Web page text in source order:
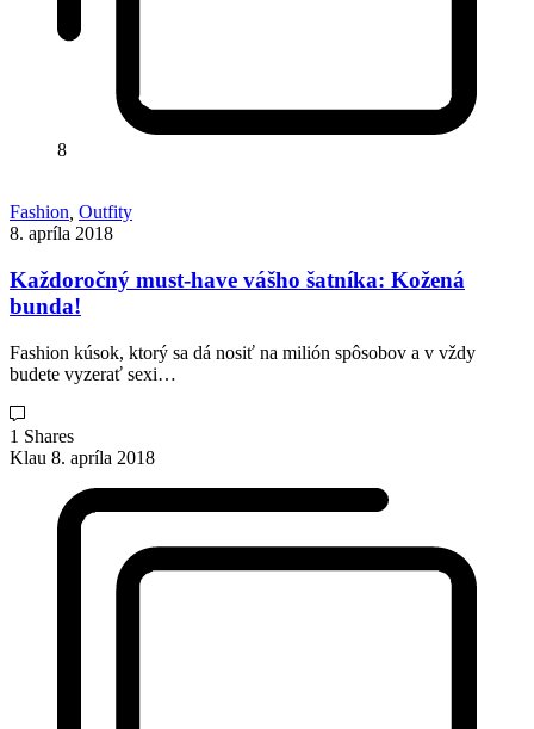
8
Fashion Outfity
8. apríla 2018
Každoročný must-have vášho šatníka: Kožená
bunda!
Fashion kúsok, ktorý sa dá nosiť na milión spôsobov a v vždy
budete vyzerať sexi…
1 Shares
Klau 8. apríla 2018